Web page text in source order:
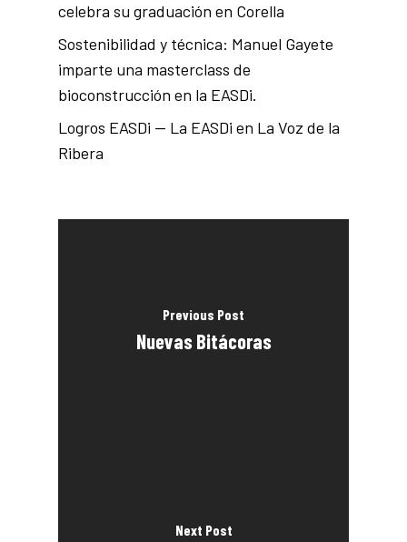
celebra su graduación en Corella
Sostenibilidad y técnica: Manuel Gayete
imparte una masterclass de
bioconstrucción en la EASDi.
Logros EASDi — La EASDi en La Voz de la
Ribera
Previous Post
Nuevas Bitácoras
Next Post